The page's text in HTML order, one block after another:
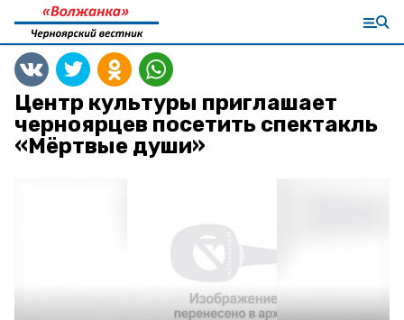
Центр культуры приглашает
черноярцев посетить спектакль
«Мёртвые души»